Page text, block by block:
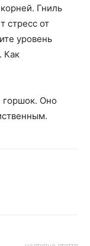
Гниль
стресс от
уровень
Как
горшок. Оно